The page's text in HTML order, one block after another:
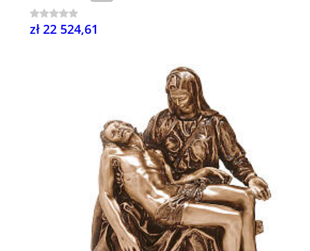
zł 22 524,61